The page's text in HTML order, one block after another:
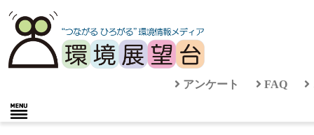
アンケート FAQ